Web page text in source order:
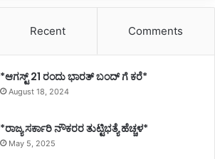
Recent Comments
*ಆಗಸ್ಟ್ 21 ರಂದು ಭಾರತ್‌ ಬಂದ್‌ ಗೆ ಕರೆ*
August 18, 2024
*ರಾಜ್ಯ ಸರ್ಕಾರಿ ನೌಕರರ ತುಟ್ಟಿಭತ್ಯೆ ಹೆಚ್ಚಳ*
May 5, 2025